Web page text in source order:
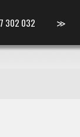
302 032 ≫